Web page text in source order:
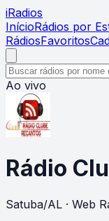
iRadios
InícioRádios por
RádiosFavoritos
Ao vivo
Rádio
Satuba/AL · Web